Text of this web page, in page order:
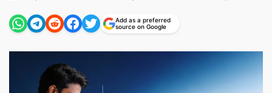
Add as a preferred
source on Google